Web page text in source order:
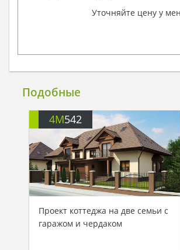
Уточняйте цену у
Подобные
4M542
Проект коттеджа на две семьи с
гаражом и чердаком